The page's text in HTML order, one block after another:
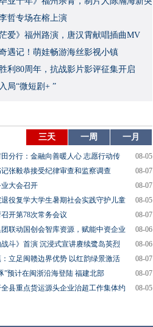
哲专场在榕上演
爱》福州路演，唐汉霄献唱插曲MV
遇记！萌娃畅游海丝影视小镇
利80周年，抗战影片影评征集开启
局“微短剧+ ”
三天 一周 一月
分行：金融向善暖人心 志愿行动传
08-05
张毅恭接受纪律审查和监察调查
08-07
大会召开
08-07
役复学大学生暑期社会实践守护儿童
08-05
开第78次常务会议
08-07
联动国创会智库资源，赋能中资企业
08-06
战斗》首演 沉浸式宣讲赓续鹭岛英烈
08-06
立足闽赣边界优势 以红韵绿景激活
08-07
”预计在闽浙沿海登陆 福建北部
08-07
县重点货运源头企业治超工作集体约
08-05